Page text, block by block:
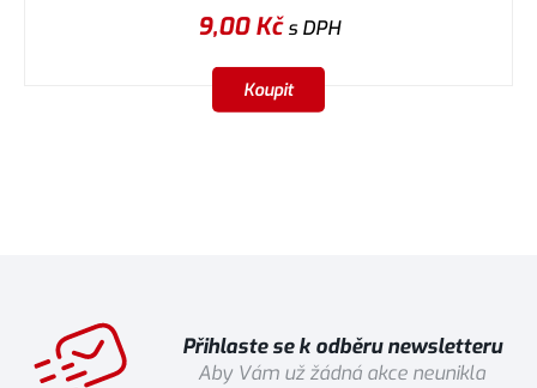
9,00Kčs DPH
Koupit
Přihlaste se k odběru newsletteru
Aby Vám už žádná akce neunikla